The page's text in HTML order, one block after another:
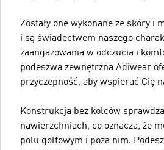
Zostały one wykonane ze skóry i
i są świadectwem naszego
zaangażowania w odczucia i
podeszwa zewnętrzna Adiwear
przyczepność, aby wspierać Cię
Konstrukcja bez kolców
nawierzchniach, co oznacza, że
polu golfowym i poza nim.